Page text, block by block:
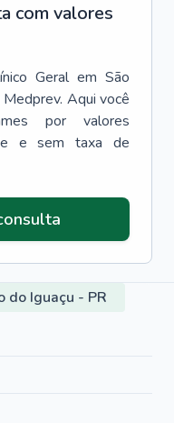
com valores
Geral em São
Aqui você
por valores
e sem taxa de
do Iguaçu - PR